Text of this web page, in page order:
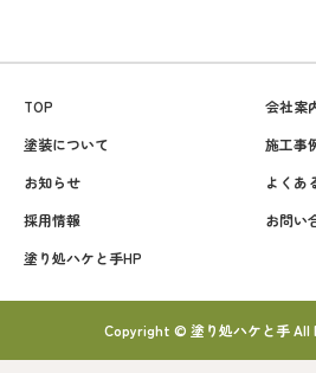
TOP
会社案
塗装について
施工事
お知らせ
よくあ
採用情報
お問い
塗り処ハケと手HP
Copyright © 塗り処ハケと手 All